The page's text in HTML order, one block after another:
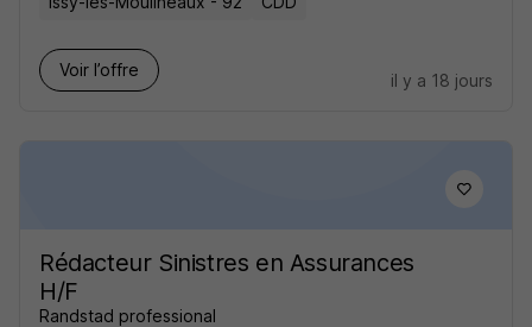
Voir l’offre
il y a 18 jours
Rédacteur Sinistres en Assurances
H/F
Randstad professional